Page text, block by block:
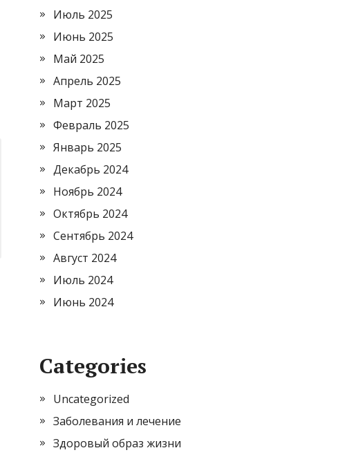
Июль 2025
Июнь 2025
Май 2025
Апрель 2025
Март 2025
Февраль 2025
Январь 2025
Декабрь 2024
Ноябрь 2024
Октябрь 2024
Сентябрь 2024
Август 2024
Июль 2024
Июнь 2024
Categories
Uncategorized
Заболевания и лечение
Здоровый образ жизни